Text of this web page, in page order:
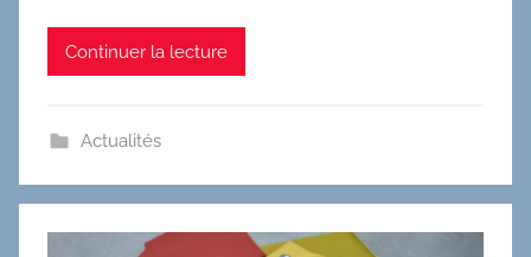
Continuer la lecture
Actualités